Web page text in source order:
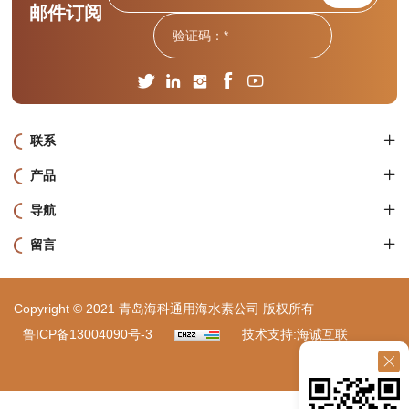
邮件订阅
联系
产品
导航
留言
Copyright © 2021 青岛海科通用海水素公司 版权所有
鲁ICP备13004090号-3
技术支持:海诚互联
站点地图